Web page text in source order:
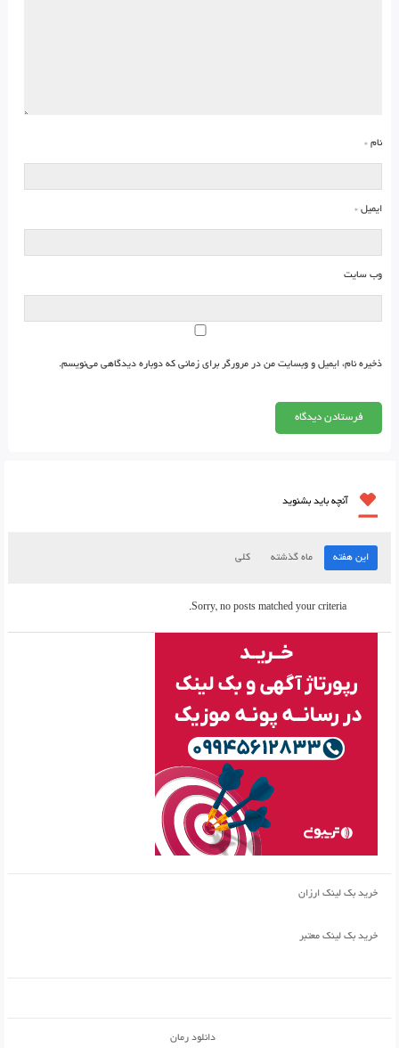
نام *
ایمیل *
وب‌ سایت
ذخیره نام، ایمیل و وبسایت من در مرورگر برای زمانی که دوباره دیدگاهی می‌نویسم.
آنچه باید بشنوید
این هفته ماه گذشته کلی
Sorry, no posts matched your criteria.
خرید بک لینک ارزان
خرید بک لینک معتبر
دانلود رمان